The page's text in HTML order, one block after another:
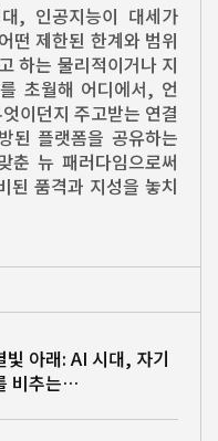
, 인공지능이 대세가
떤 제한된 한계와 범위
하는 물리적이거나 지
초월해 어디에서, 언
이던지 주고받는 연결
된 플랫폼을 공유하는
춘 뉴 패러다임으로써
된 품격과 지성을 놓치
빛 아래: AI 시대, 자기
비추는…